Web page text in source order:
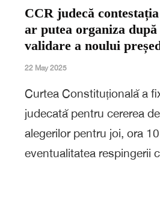
CCR judecă
ar putea organiza după
validare a noului
22 May 2025
Curtea Constituțională a
judecată pentru cererea
alegerilor pentru joi, ora
eventualitatea respingerii